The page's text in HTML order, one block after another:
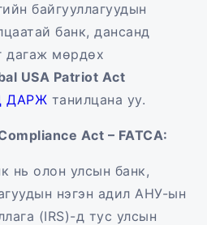
байгууллагуудын
банк, дансанд
дагаж мөрдөх
USA Patriot Act
ДАРЖ танилцана уу.
Act – FATCA:
нь олон улсын банк,
нэгэн адил АНУ-ын
(IRS)-д тус улсын